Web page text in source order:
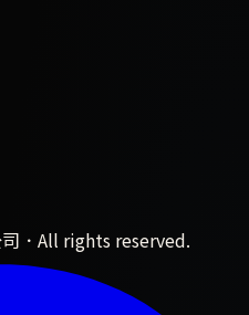
．All rights reserved.